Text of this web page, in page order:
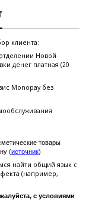
клиента:
Новой
денег платная (20
Monopay без
товары
(источник)
найти общий язык с
(например,
с условиями